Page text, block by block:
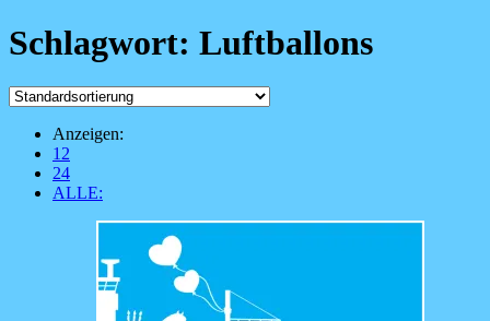
Schlagwort: Luftballons
Anzeigen:
12
24
ALLE: